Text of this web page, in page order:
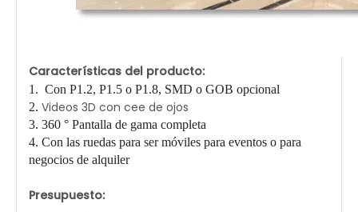
Características del producto:
1. Con P1.2, P1.5 o P1.8, SMD o GOB opcional
2. Videos 3D con cee de ojos
3. 360 ° Pantalla de gama completa
4. Con las ruedas para ser móviles para eventos o para
negocios de alquiler
Presupuesto: